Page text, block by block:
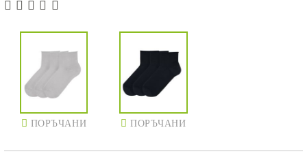
ПОРЪЧАНИ ПОРЪЧАНИ